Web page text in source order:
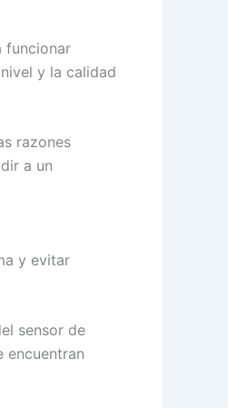
funcionar
y la calidad
razones
a un
y evitar
sensor de
encuentran